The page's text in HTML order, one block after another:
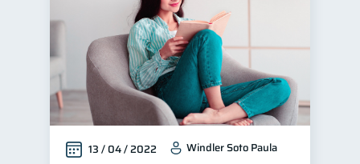
Cuenta Abandonada
Inversiones 2
Finanzas Personales 1
Finanzas en Pareja
Educación Financiera 1
13 / 04 / 2022 Windler Soto Paula